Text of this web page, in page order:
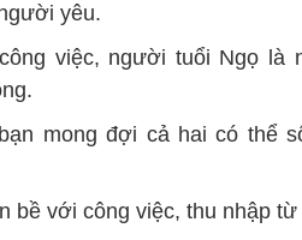
yêu.
việc, người tuổi Ngọ
mong đợi cả hai có thể
bề với công việc, thu nhập